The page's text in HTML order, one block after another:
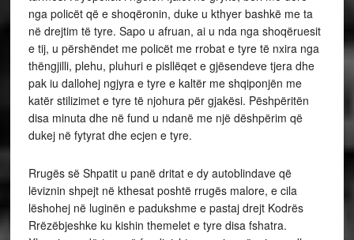
nga policët që e shoqëronin, duke u kthyer bashkë me ta
në drejtim të tyre. Sapo u afruan, ai u nda nga shoqëruesit
e tij, u përshëndet me policët me rrobat e tyre të nxira nga
thëngjilli, plehu, pluhuri e pisllëqet e gjësendeve tjera dhe
pak iu dallohej ngjyra e tyre e kaltër me shqiponjën me
katër stilizimet e tyre të njohura për gjakësi. Pëshpëritën
disa minuta dhe në fund u ndanë me një dëshpërim që
dukej në fytyrat dhe ecjen e tyre.
Rrugës së Shpatit u panë dritat e dy autoblindave që
lëviznin shpejt në kthesat poshtë rrugës malore, e cila
lëshohej në luginën e padukshme e pastaj drejt Kodrës
Rrëzëbjeshke ku kishin themelet e tyre disa fshatra.